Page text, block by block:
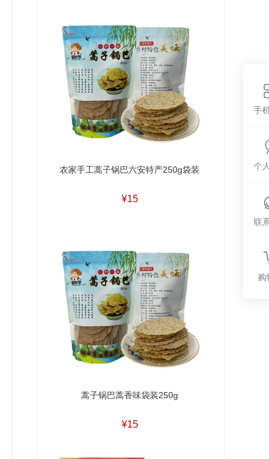
农家手工蒿子锅巴六安特产250g袋装
¥15
蒿子锅巴蒿香味袋装250g
¥15
手
个
联
购